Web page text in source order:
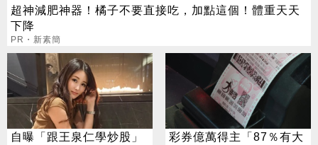
超神減肥神器！橘子不要直接吃，加點這個！體重天天
下降
PR・新素簡
自曝「跟王泉仁學炒股」
彩券億萬得主「87％有大